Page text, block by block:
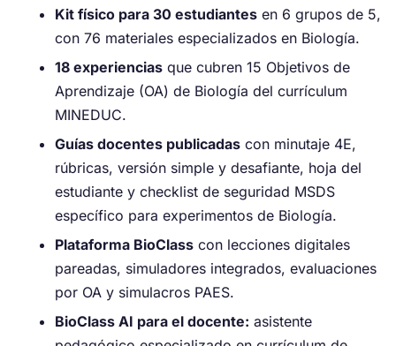
Kit físico para 30 estudiantes en 6 grupos de 5,
con 76 materiales especializados en Biología.
18 experiencias que cubren 15 Objetivos de
Aprendizaje (OA) de Biología del currículum
MINEDUC.
Guías docentes publicadas con minutaje 4E,
rúbricas, versión simple y desafiante, hoja del
estudiante y checklist de seguridad MSDS
específico para experimentos de Biología.
Plataforma BioClass con lecciones digitales
pareadas, simuladores integrados, evaluaciones
por OA y simulacros PAES.
BioClass AI para el docente: asistente